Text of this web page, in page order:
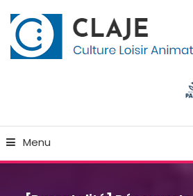
To
Content
Menu